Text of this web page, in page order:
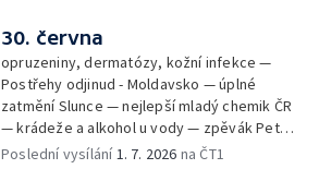
30. června
opruzeniny, dermatózy, kožní infekce —
Postřehy odjinud - Moldavsko — úplné
zatmění Slunce — nejlepší mladý chemik ČR
— krádeže a alkohol u vody — zpěvák Peter
Cmorik
Poslední vysílání1. 7. 2026 na ČT1